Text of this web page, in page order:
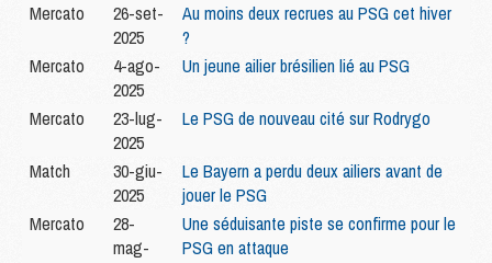
Mercato
26-set-
2025
Au moins deux recrues au PSG cet hiver
?
Mercato
4-ago-
2025
Un jeune ailier brésilien lié au PSG
Mercato
23-lug-
2025
Le PSG de nouveau cité sur Rodrygo
Match
30-giu-
2025
Le Bayern a perdu deux ailiers avant de
jouer le PSG
Mercato
28-
mag-
Une séduisante piste se confirme pour le
PSG en attaque